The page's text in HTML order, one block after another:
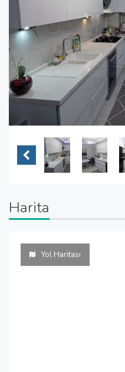
Harita
Yol Haritası